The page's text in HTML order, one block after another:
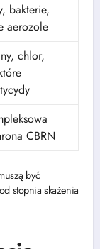
bakterie,
aerozole
chlor,
CBRN
być
stopnia skażenia